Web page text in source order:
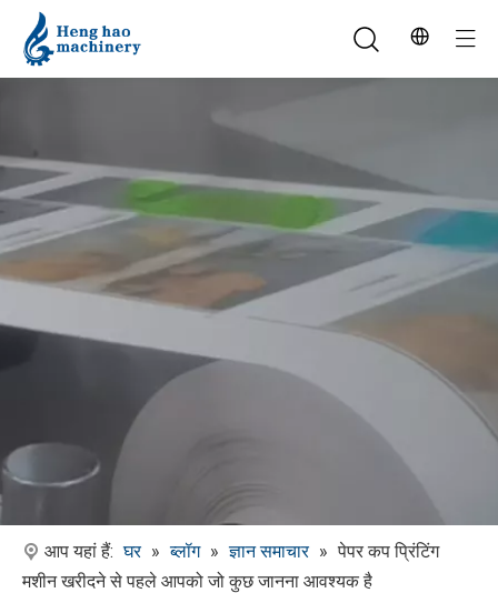
आप यहां हैं: घर » ब्लॉग » ज्ञान समाचार » पेपर कप प्रिंटिंग
मशीन खरीदने से पहले आपको जो कुछ जानना आवश्यक है